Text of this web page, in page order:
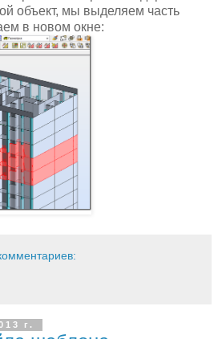
объект, мы выделяем часть
в новом окне:
г.